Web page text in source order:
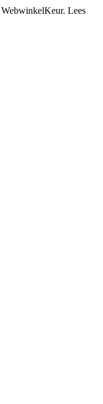
WebwinkelKeur. Lees